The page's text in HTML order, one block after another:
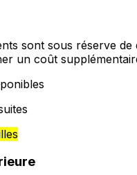
sont sous réserve de
un coût